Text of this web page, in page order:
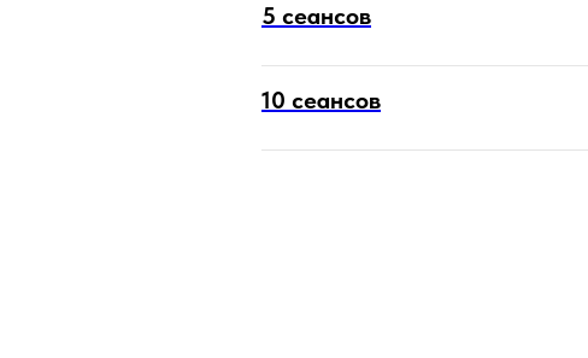
5 сеансов
10 сеансов